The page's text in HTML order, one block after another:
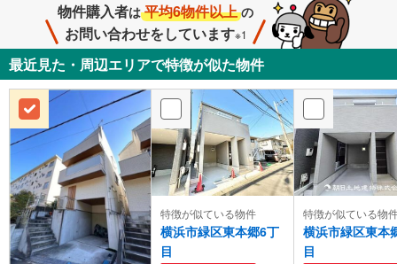
物件購入者は 平均6物件以上 の
お問い合わせをしています※1
最近見た・周辺エリアで特徴が似た物件
特徴が似ている物件
横浜市緑区東本郷6丁
目
特徴が似ている物
横浜市緑区東本
目